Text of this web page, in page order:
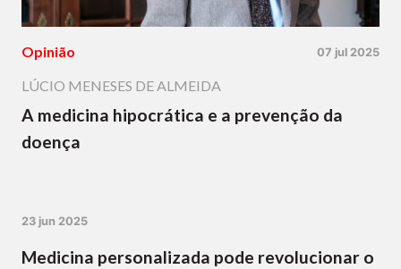
Opinião 07 jul 2025
LÚCIO MENESES DE ALMEIDA
A medicina hipocrática e a prevenção da
doença
23 jun 2025
Medicina personalizada pode revolucionar o